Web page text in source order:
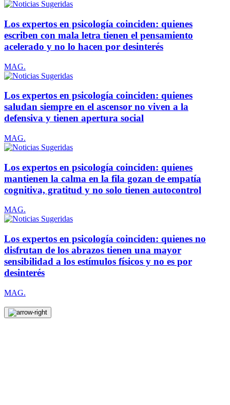
Los expertos en psicología coinciden: quienes
escriben con mala letra tienen el pensamiento
acelerado y no lo hacen por desinterés
MAG.
Los expertos en psicología coinciden: quienes
saludan siempre en el ascensor no viven a la
defensiva y tienen apertura social
MAG.
Los expertos en psicología coinciden: quienes
mantienen la calma en la fila gozan de empatía
cognitiva, gratitud y no solo tienen autocontrol
MAG.
Los expertos en psicología coinciden: quienes no
disfrutan de los abrazos tienen una mayor
sensibilidad a los estímulos físicos y no es por
desinterés
MAG.